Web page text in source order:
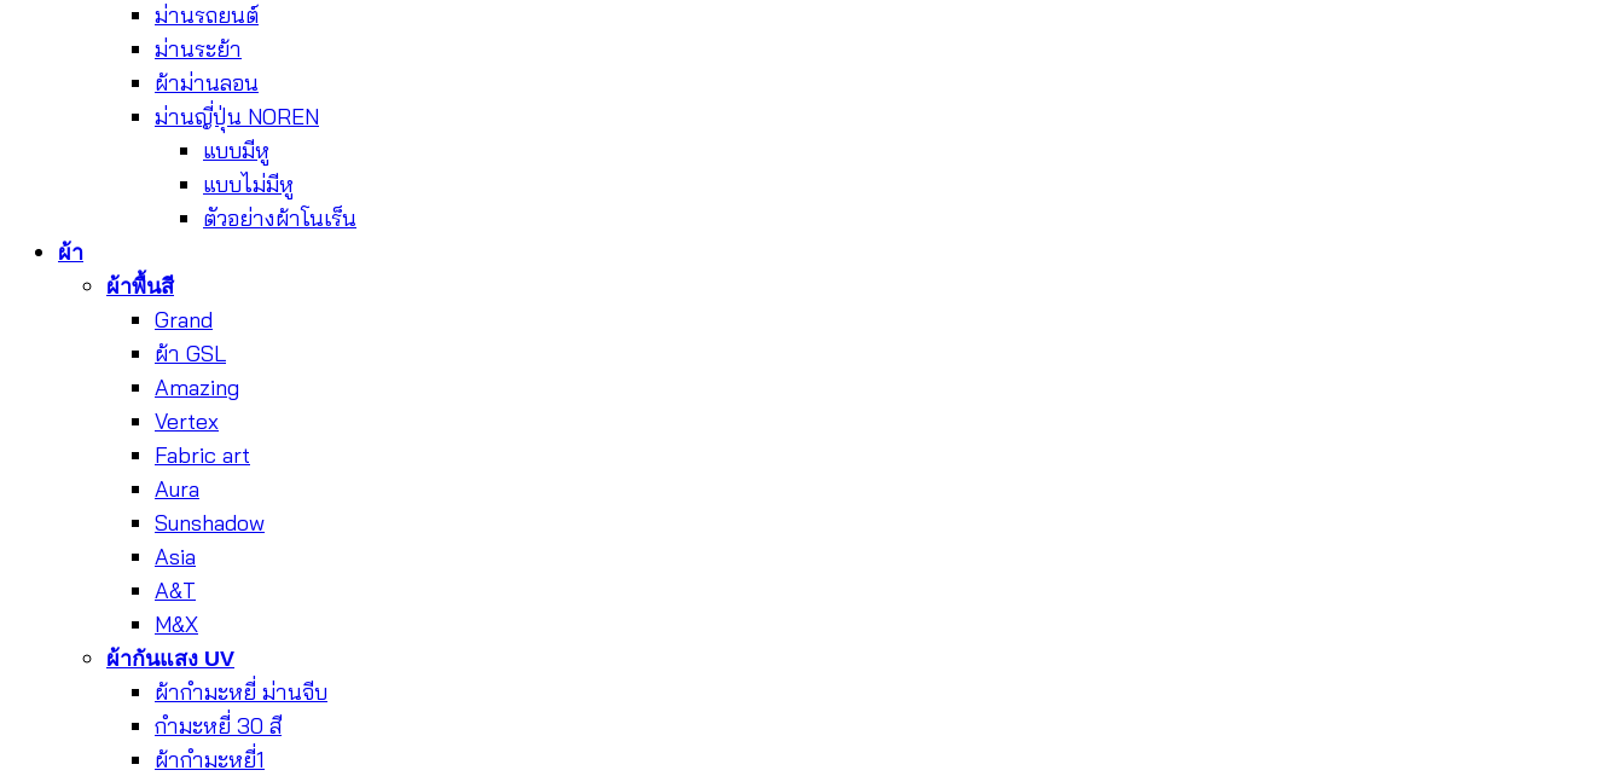
ม่านรถยนต์
ม่านระย้า
ผ้าม่านลอน
ม่านญี่ปุ่น NOREN
แบบมีหู
แบบไม่มีหู
ตัวอย่างผ้าโนเร็น
ผ้า
ผ้าพื้นสี
Grand
ผ้า GSL
Amazing
Vertex
Fabric art
Aura
Sunshadow
Asia
A&T
M&X
ผ้ากันแสง UV
ผ้ากำมะหยี่ ม่านจีบ
กำมะหยี่ 30 สี
ผ้ากำมะหยี่1